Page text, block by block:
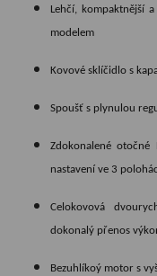
Lehčí, kompaktnější
modelem
Kovové sklíčidlo s
Spoušť s plynulou
Zdokonalené
nastavení ve 3
Celokovová
dokonalý přenos
Bezuhlíkoý motor s